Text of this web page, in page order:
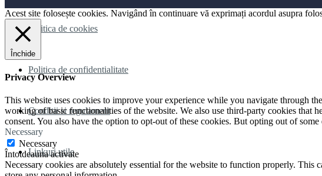
Politica de cookies
Politica de confidentialitate
Conditii si regulament
Linkuri utile
Acest site folosește cookies. Navigând în continuare vă exprimați acordul asupra
Închide
Privacy Overview
This website uses cookies to improve your experience while you navigate through
working of basic functionalities of the website. We also use third-party cookies that
consent. You also have the option to opt-out of these cookies. But opting out of
Necessary
Necessary
Întotdeauna activate
Necessary cookies are absolutely essential for the website to function properly.